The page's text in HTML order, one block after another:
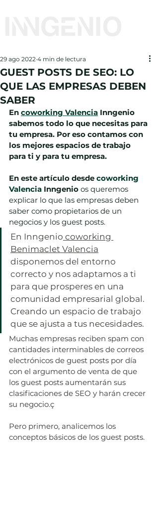
GUEST POSTS DE SEO: LO
QUE LAS EMPRESAS DEBEN
SABER
29 ago 2022 4 min de lectura
En coworking Valencia Inngenio
sabemos todo lo que necesitas para
tu empresa. Por eso contamos con
los mejores espacios de trabajo
para ti y para tu empresa.
En este artículo desde coworking
Valencia Inngenio os queremos
explicar lo que las empresas deben
saber como propietarios de un
negocios y los guest posts.
En Inngenio coworking
Benimaclet Valencia
disponemos del entorno
correcto y nos adaptamos a ti
para que prosperes en una
comunidad empresarial global.
Creando un espacio de trabajo
que se ajusta a tus necesidades.
Muchas empresas reciben spam con
cantidades interminables de correos
electrónicos de guest posts por día
con el argumento de venta de que
los guest posts aumentarán sus
clasificaciones de SEO y harán crecer
su negocio.ç
Pero primero, analicemos los
conceptos básicos de los guest posts.